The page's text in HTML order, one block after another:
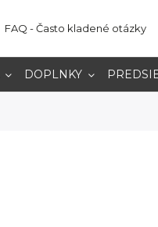
FAQ - Často kladené otázky
DOPLNKY